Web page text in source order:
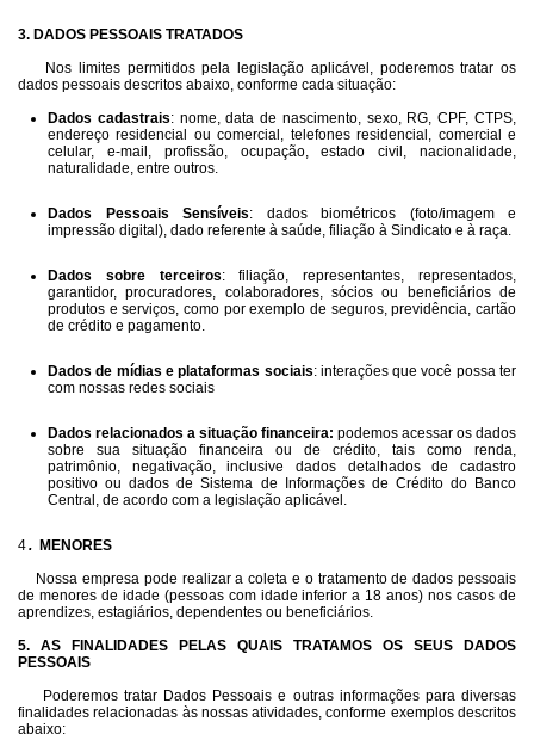
3. DADOS PESSOAIS TRATADOS
Nos limites permitidos pela legislação aplicável, poderemos tratar os
dados pessoais descritos abaixo, conforme cada situação:
Dados cadastrais: nome, data de nascimento, sexo, RG, CPF, CTPS,
endereço residencial ou comercial, telefones residencial, comercial e
celular, e-mail, profissão, ocupação, estado civil, nacionalidade,
naturalidade, entre outros.
Dados Pessoais Sensíveis: dados biométricos (foto/imagem e
impressão digital), dado referente à saúde, filiação à Sindicato e à raça.
Dados sobre terceiros: filiação, representantes, representados,
garantidor, procuradores, colaboradores, sócios ou beneficiários de
produtos e serviços, como por exemplo de seguros, previdência, cartão
de crédito e pagamento.
Dados de mídias e plataformas sociais: interações que você possa ter
com nossas redes sociais
Dados relacionados a situação financeira: podemos acessar os dados
sobre sua situação financeira ou de crédito, tais como renda,
patrimônio, negativação, inclusive dados detalhados de cadastro
positivo ou dados de Sistema de Informações de Crédito do Banco
Central, de acordo com a legislação aplicável.
4. MENORES
Nossa empresa pode realizar a coleta e o tratamento de dados pessoais
de menores de idade (pessoas com idade inferior a 18 anos) nos casos de
aprendizes, estagiários, dependentes ou beneficiários.
5. AS FINALIDADES PELAS QUAIS TRATAMOS OS SEUS DADOS
PESSOAIS
Poderemos tratar Dados Pessoais e outras informações para diversas
finalidades relacionadas às nossas atividades, conforme exemplos descritos
abaixo: